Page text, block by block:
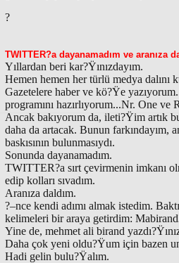
?
TWITTER?a dayanamadım ve aranıza
Yıllardan beri kar?Ÿınızdayım.
Hemen hemen her türlü medya dalını
Gazetelere haber ve kö?Ÿe
programını hazırlıyorum...Nr. One
Ancak bakıyorum da, ileti?Ÿim artık
daha da artacak. Bunun
baskısının bulunmasıydı.
Sonunda dayanamadım.
TWITTER?a sırt çevirmenin imkanı
edip kolları sıvadım.
Aranıza daldım.
?–nce kendi adımı almak istedim.
kelimeleri bir araya getirdim:
Yine de, mehmet ali birand
Daha çok yeni oldu?Ÿum için bazen
Hadi gelin bulu?Ÿalım.